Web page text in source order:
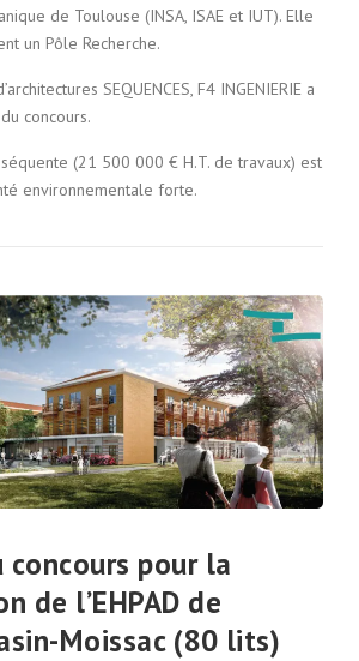
de Toulouse (INSA, ISAE et IUT). Elle
un Pôle Recherche.
SEQUENCES, F4 INGENIERIE a
concours.
(21 500 000 € H.T. de travaux) est
environnementale forte.
concours pour la
de l’EHPAD de
Moissac (80 lits)